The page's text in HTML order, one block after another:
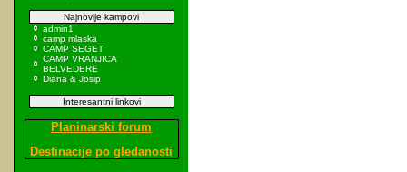
Najnovije kampovi
admin1
camp mlaska
CAMP SEGET
CAMP VRANJICA
BELVEDERE
Diana & Josip
Interesantni linkovi
Planinarski forum
Destinacije po gledanosti